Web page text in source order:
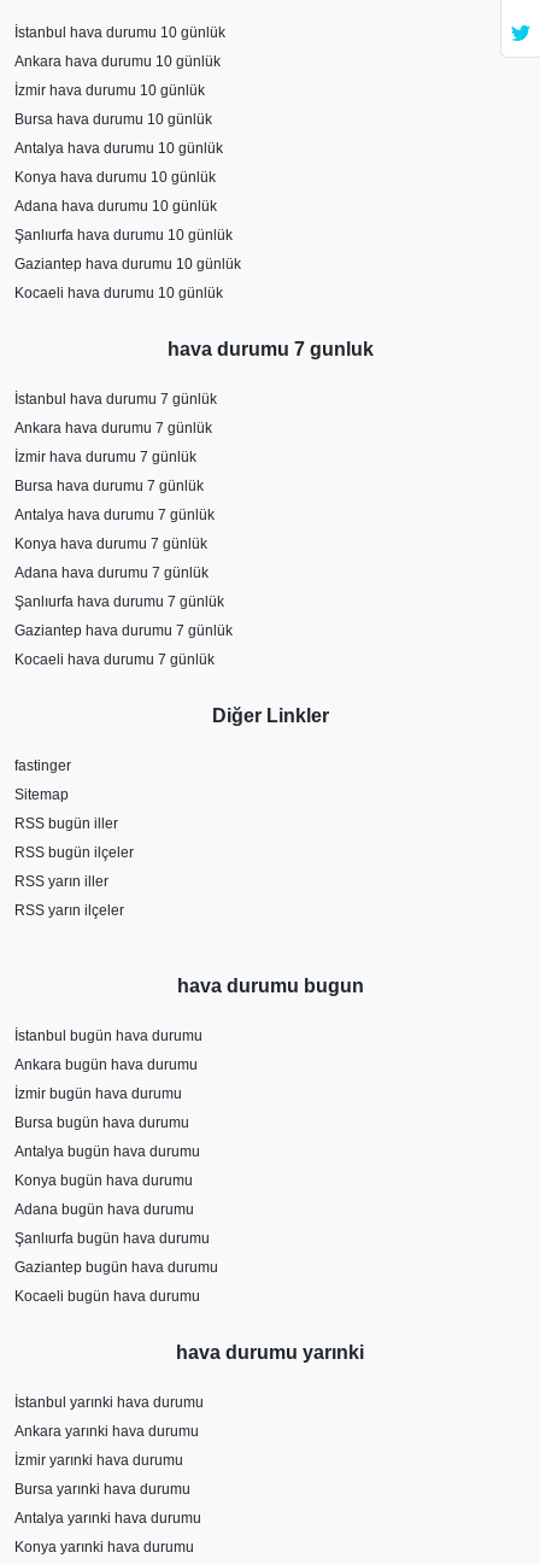
İstanbul hava durumu 10 günlük
Ankara hava durumu 10 günlük
İzmir hava durumu 10 günlük
Bursa hava durumu 10 günlük
Antalya hava durumu 10 günlük
Konya hava durumu 10 günlük
Adana hava durumu 10 günlük
Şanlıurfa hava durumu 10 günlük
Gaziantep hava durumu 10 günlük
Kocaeli hava durumu 10 günlük
hava durumu 7 gunluk
İstanbul hava durumu 7 günlük
Ankara hava durumu 7 günlük
İzmir hava durumu 7 günlük
Bursa hava durumu 7 günlük
Antalya hava durumu 7 günlük
Konya hava durumu 7 günlük
Adana hava durumu 7 günlük
Şanlıurfa hava durumu 7 günlük
Gaziantep hava durumu 7 günlük
Kocaeli hava durumu 7 günlük
Diğer Linkler
fastinger
Sitemap
RSS bugün iller
RSS bugün ilçeler
RSS yarın iller
RSS yarın ilçeler
hava durumu bugun
İstanbul bugün hava durumu
Ankara bugün hava durumu
İzmir bugün hava durumu
Bursa bugün hava durumu
Antalya bugün hava durumu
Konya bugün hava durumu
Adana bugün hava durumu
Şanlıurfa bugün hava durumu
Gaziantep bugün hava durumu
Kocaeli bugün hava durumu
hava durumu yarınki
İstanbul yarınki hava durumu
Ankara yarınki hava durumu
İzmir yarınki hava durumu
Bursa yarınki hava durumu
Antalya yarınki hava durumu
Konya yarınki hava durumu